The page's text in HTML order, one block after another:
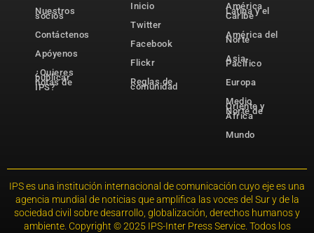
Nuestros
socios
Contáctenos
Apóyenos
¿Quieres
publicar
notas de
IPS?
Inicio
Twitter
Facebook
Flickr
Reglas de
comunidad
América
Latina y el
Caribe
América del
Norte
Asia-
Pacífico
Europa
Medio
Oriente y
Norte de
África
Mundo
IPS es una institución internacional de comunicación cuyo eje es una
agencia mundial de noticias que amplifica las voces del Sur y de la
sociedad civil sobre desarrollo, globalización, derechos humanos y
ambiente. Copyright © 2025 IPS-Inter Press Service. Todos los